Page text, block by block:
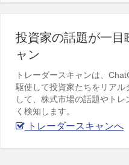
投資家の話題が一目
ャン
トレーダースキャンは、
駆使して投資家たちをリアル
して、株式市場の話題やトレ
く検知します。
トレーダースキャンへ